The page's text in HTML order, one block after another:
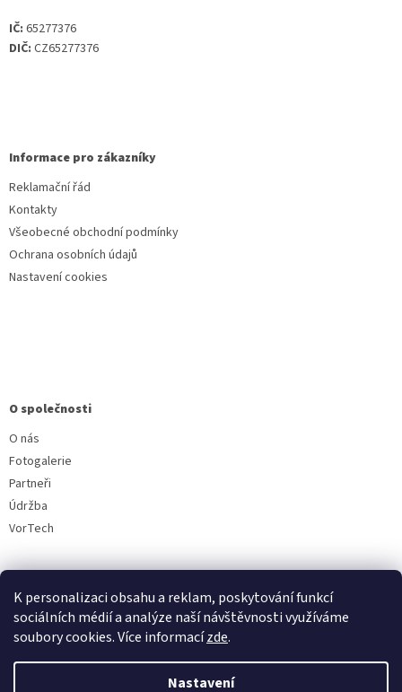
K personalizaci obsahu a reklam, poskytování funkcí
sociálních médií a analýze naší návštěvnosti využíváme
soubory cookies. Více informacízde.
Nastavení
IČ: 65277376
DIČ: CZ65277376
Informace pro zákazníky
Reklamační řád
Kontakty
Všeobecné obchodní podmínky
Ochrana osobních údajů
Nastavení cookies
O společnosti
O nás
Fotogalerie
Partneři
Údržba
VorTech